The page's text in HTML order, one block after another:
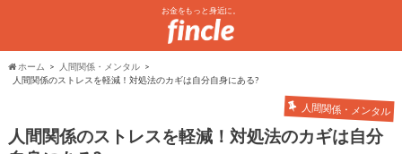
お金をもっと身近に。
ホーム
人間関係・メンタル
人間関係のストレスを軽減！対処法のカギは自分自身にある?
人間関係・メンタル
人間関係のストレスを軽減！対処法のカギは自分